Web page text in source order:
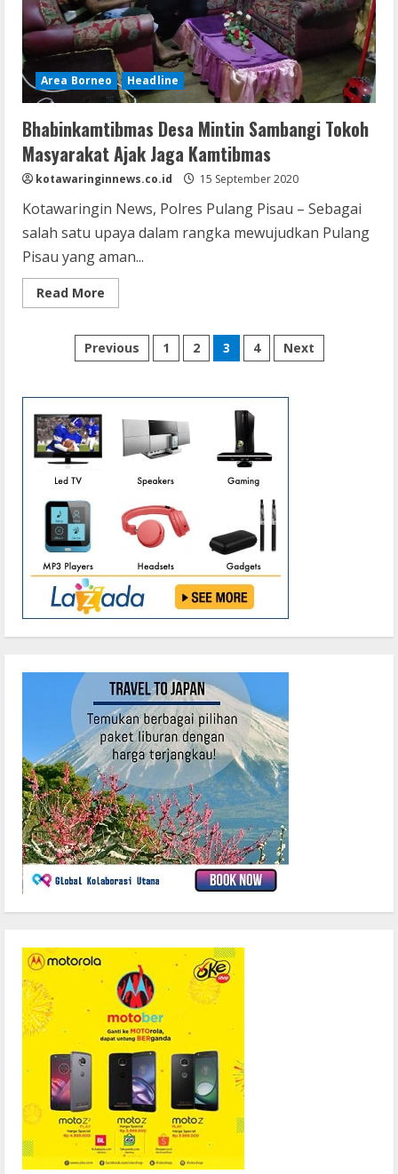
Area Borneo Headline
Bhabinkamtibmas Desa Mintin Sambangi Tokoh
Masyarakat Ajak Jaga Kamtibmas
kotawaringinnews.co.id 15 September 2020
Kotawaringin News, Polres Pulang Pisau – Sebagai
salah satu upaya dalam rangka mewujudkan Pulang
Pisau yang aman...
Read More
more
Desa
Mintin
Sambangi
Ajak
Jaga
Kamtibmas
Paginasi
pos
Previous 1 2 3 4 Next